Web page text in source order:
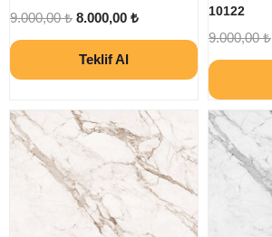
9.000,00₺ 8.000,00 ₺
Teklif Al
10122
9.000,00₺